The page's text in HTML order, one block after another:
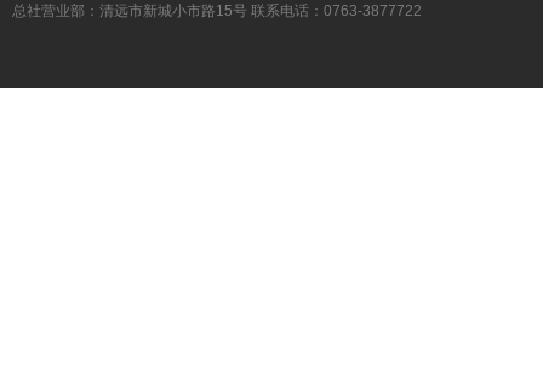
总社营业部：清远市新城小市路15号 联系电话：0763-3877722